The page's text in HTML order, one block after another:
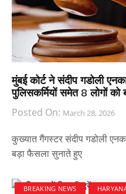
मुंबई कोर्ट ने संदीप गडोली
पुलिसकर्मियों समेत 8 लोगों को
Posted On: March 28, 2026
कुख्यात गैंगस्टर संदीप गडोली
बड़ा फैसला सुनाते हुए
BREAKING NEWS